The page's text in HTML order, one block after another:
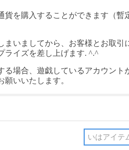
を購入することができます（暫
いましてから、お客様とお取引
イズを差し上げます. ^.^
場合、遊戯しているアカウント
いいたします。